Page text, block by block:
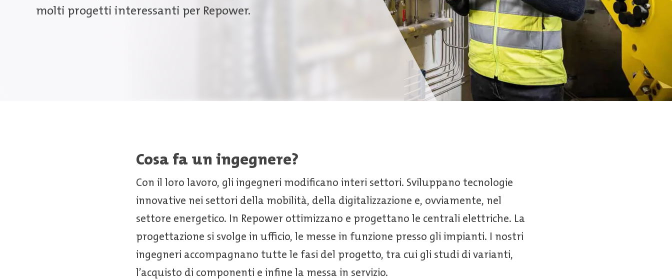
molti progetti interessanti per Repower.
Cosa fa un ingegnere?
Con il loro lavoro, gli ingegneri modificano interi settori. Sviluppano tecnologie
innovative nei settori della mobilità, della digitalizzazione e, ovviamente, nel
settore energetico. In Repower ottimizzano e progettano le centrali elettriche. La
progettazione si svolge in ufficio, le messe in funzione presso gli impianti. I nostri
ingegneri accompagnano tutte le fasi del progetto, tra cui gli studi di varianti,
l’acquisto di componenti e infine la messa in servizio.